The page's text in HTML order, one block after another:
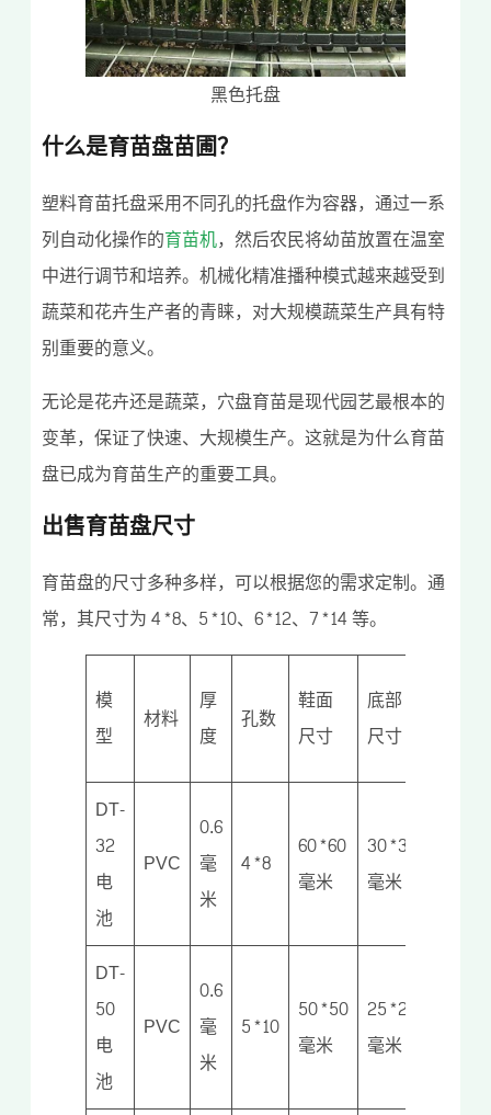
黑色托盘
什么是育苗盘苗圃？
塑料育苗托盘采用不同孔的托盘作为容器，通过一系
列自动化操作的育苗机，然后农民将幼苗放置在温室
中进行调节和培养。机械化精准播种模式越来越受到
蔬菜和花卉生产者的青睐，对大规模蔬菜生产具有特
别重要的意义。
无论是花卉还是蔬菜，穴盘育苗是现代园艺最根本的
变革，保证了快速、大规模生产。这就是为什么育苗
盘已成为育苗生产的重要工具。
出售育苗盘尺寸
育苗盘的尺寸多种多样，可以根据您的需求定制。通
常，其尺寸为 4*8、5*10、6*12、7*14 等。
模
型
材料
厚
度
孔数
鞋面
尺寸
底部
尺寸
DT-
32
电
池
PVC
0.6
毫
米
4*8
60*60
毫米
30*30
毫米
DT-
50
电
池
PVC
0.6
毫
米
5*10
50*50
毫米
25*25
毫米